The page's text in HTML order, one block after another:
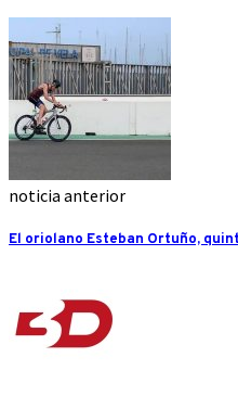
noticia anterior
El oriolano Esteban Ortuño,